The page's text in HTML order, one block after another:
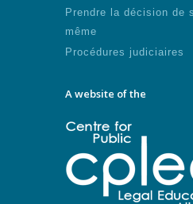
Prendre la décision de
même
Procédures judiciaires
A website of the